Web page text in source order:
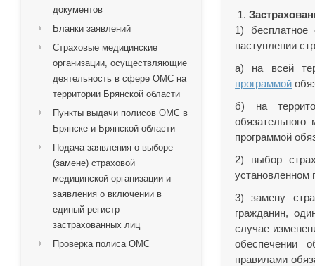
документов
Бланки заявлений
Страховые медицинские
организации, осуществляющие
деятельность в сфере ОМС на
территории Брянской области
Пункты выдачи полисов ОМС в
Брянске и Брянской области
Подача заявления о выборе
(замене) страховой
медицинской организации и
заявления о включении в
единый регистр
застрахованных лиц
Проверка полиса ОМС
1) бесплатное
наступлении
а) на всей
программой
б) на
обязательного
программой
2) выбор
установленном
3) замену
гражданин,
случае
обеспечении
правилами